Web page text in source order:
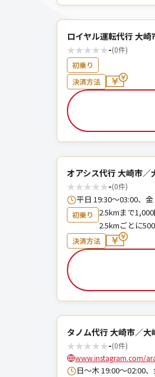
ロイヤル運転代行 大崎
★★★★★-(0件)
初乗り
決済方法
オアシス代行 大崎市／
★★★★★-(0件)
平日 19:30～03:00、
初乗り
2.5kmまで
2.5kmごとに
決済方法
タノム代行 大崎市／大
★★★★★-(0件)
www.instagram.com/
日～木 19:00～02:00